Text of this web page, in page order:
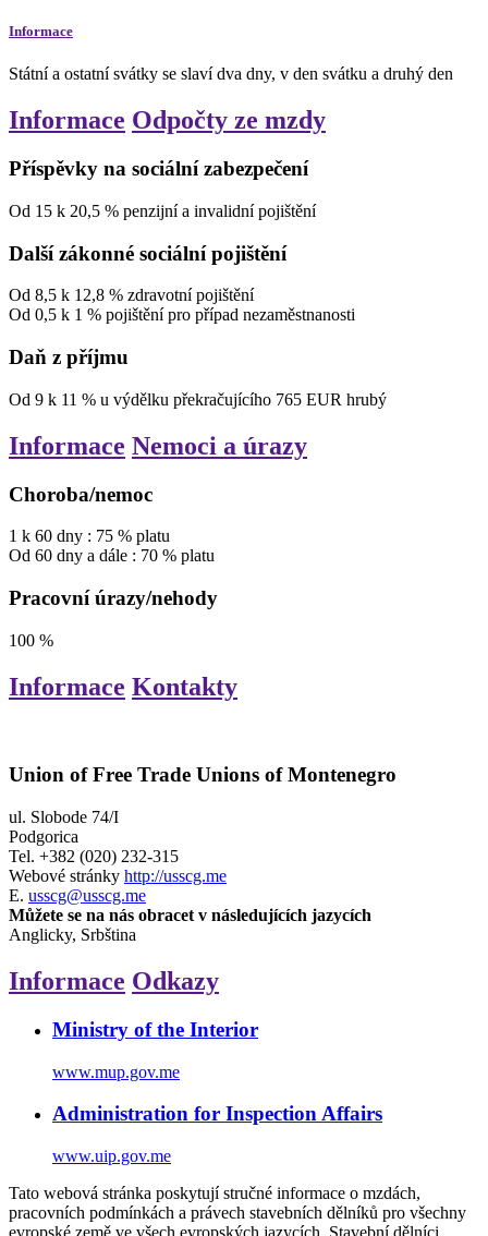
Informace
Státní a ostatní svátky se slaví dva dny, v den svátku a druhý den
Informace Odpočty ze mzdy
Příspěvky na sociální zabezpečení
Od 15 k 20,5 % penzijní a invalidní pojištění
Další zákonné sociální pojištění
Od 8,5 k 12,8 % zdravotní pojištění
Od 0,5 k 1 % pojištění pro případ nezaměstnanosti
Daň z příjmu
Od 9 k 11 % u výdělku překračujícího 765 EUR hrubý
Informace Nemoci a úrazy
Choroba/nemoc
1 k 60 dny : 75 % platu
Od 60 dny a dále : 70 % platu
Pracovní úrazy/nehody
100 %
Informace Kontakty
Union of Free Trade Unions of Montenegro
ul. Slobode 74/I
Podgorica
Tel. +382 (020) 232-315
Webové stránky http://usscg.me
E. usscg@usscg.me
Můžete se na nás obracet v následujících jazycích
Anglicky, Srbština
Informace Odkazy
Ministry of the Interior
www.mup.gov.me
Administration for Inspection Affairs
www.uip.gov.me
Tato webová stránka poskytují stručné informace o mzdách,
pracovních podmínkách a právech stavebních dělníků pro všechny
evropské země ve všech evropských jazycích. Stavební dělníci